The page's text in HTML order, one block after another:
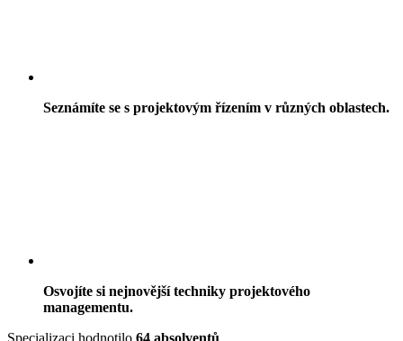
Seznámíte se s projektovým řízením v různých oblastech.
Osvojíte si nejnovější techniky projektového
managementu.
Specializaci hodnotilo 64 absolventů.